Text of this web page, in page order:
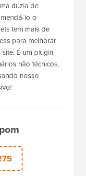
dúzia de
lo o
tem mais de
para melhorar
É um plugin
não técnicos.
nosso